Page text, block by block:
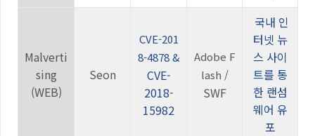
Malverti
sing
(WEB)
Seon
CVE-201
8-4878 &
CVE-
2018-
15982
Adobe F
lash /
SWF
국내 인
터넷 뉴
스 사이
트를 통
한 랜섬
웨어 유
포